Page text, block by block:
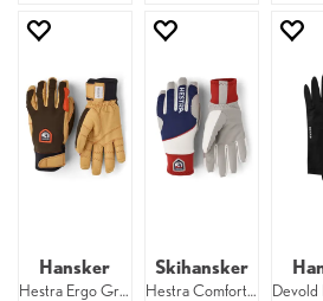
Hansker
Hestra Ergo Grip Active 861/700
Skihansker
Hestra Comfort Tracker 5F 280/030